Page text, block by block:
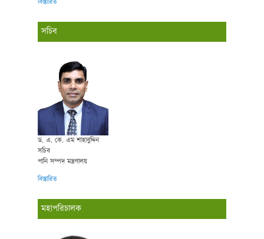
বিস্তারিত
সচিব
ড. এ. কে. এম শাহাবুদ্দিন
সচিব
পানি সম্পদ মন্ত্রণালয়
বিস্তারিত
মহাপরিচালক